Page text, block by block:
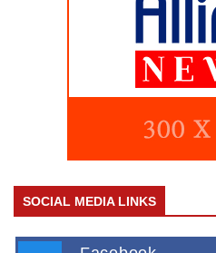
SOCIAL MEDIA LINKS